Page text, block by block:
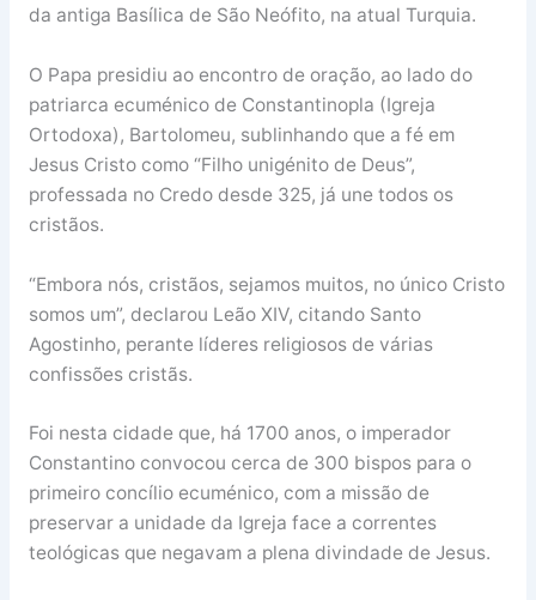
da antiga Basílica de São Neófito, na atual Turquia.
O Papa presidiu ao encontro de oração, ao lado do
patriarca ecuménico de Constantinopla (Igreja
Ortodoxa), Bartolomeu, sublinhando que a fé em
Jesus Cristo como “Filho unigénito de Deus”,
professada no Credo desde 325, já une todos os
cristãos.
“Embora nós, cristãos, sejamos muitos, no único Cristo
somos um”, declarou Leão XIV, citando Santo
Agostinho, perante líderes religiosos de várias
confissões cristãs.
Foi nesta cidade que, há 1700 anos, o imperador
Constantino convocou cerca de 300 bispos para o
primeiro concílio ecuménico, com a missão de
preservar a unidade da Igreja face a correntes
teológicas que negavam a plena divindade de Jesus.